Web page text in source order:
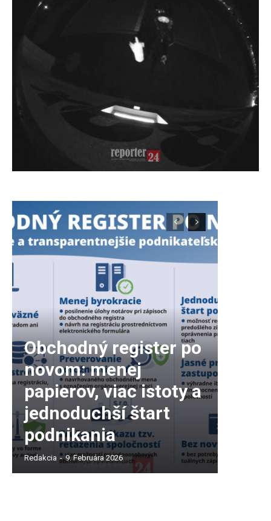
Obchodný register po
novom: menej
papierov, viac istoty a
jednoduchší štart
podnikania
Redakcia - 9. Februára 2026